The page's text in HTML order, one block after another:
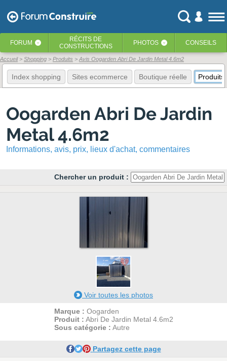
FORUM ‹ RÉCITS DE
CONSTRUCTIONS
PHOTOS ‹ CONSEILS
Accueil Shopping Produits Avis Oogarden Abri De Jardin Metal 4.6m2
Index shopping Sites ecommerce Boutique réelle Produits
Oogarden Abri De Jardin
Metal 4.6m2
Informations, avis, prix, lieux d'achat, commentaires
Chercher un produit :
1
Voir toutes les photos
Marque : Oogarden
Produit : Abri De Jardin Metal 4.6m2
Sous catégorie : Autre
Partagez cette page